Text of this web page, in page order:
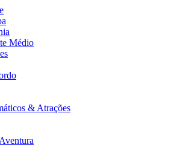
Médio
& Atrações